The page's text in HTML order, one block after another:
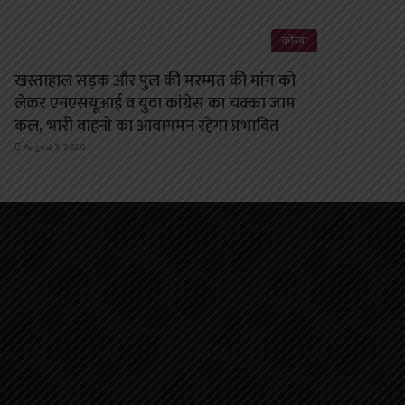
कोरबा
खस्ताहाल सड़क और पुल की मरम्मत की मांग को
लेकर एनएसयूआई व युवा कांग्रेस का चक्का जाम
कल, भारी वाहनों का आवागमन रहेगा प्रभावित
August 3, 2026